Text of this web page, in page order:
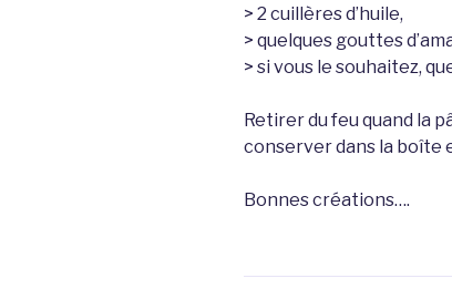
> 2 cuillères d’huile,
> quelques gouttes
> si vous le souhaitez,
Retirer du feu quand la
conserver dans la boîte
Bonnes créations….